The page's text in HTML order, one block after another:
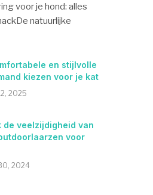
voor je hond: alles
natuurlijke
en stijlvolle
kiezen voor je kat
2025
de veelzijdigheid van
voor
2024